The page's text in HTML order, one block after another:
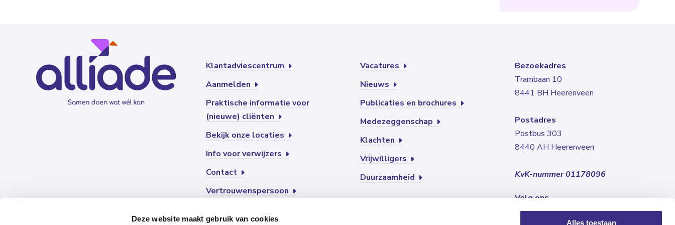
Deze website maakt gebruik van cookies Alles toestaan
Klantadviescentrum
Aanmelden
Praktische informatie voor
(nieuwe) cliënten
Bekijk onze locaties
Info voor verwijzers
Contact
Vertrouwenspersoon
Vacatures
Nieuws
Publicaties en brochures
Medezeggenschap
Klachten
Vrijwilligers
Duurzaamheid
Bezoekadres
Trambaan 10
8441 BH Heerenveen
Postadres
Postbus 303
8440 AH Heerenveen
KvK-nummer 01178096
Volg ons